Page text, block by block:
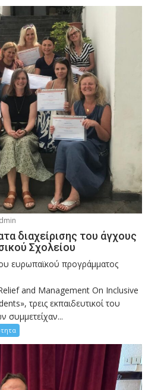
διαχείρισης του άγχους
Σχολείου
ευρωπαϊκού προγράμματος
and Management On Inclusive
τρεις εκπαιδευτικοί του
συμμετείχαν...